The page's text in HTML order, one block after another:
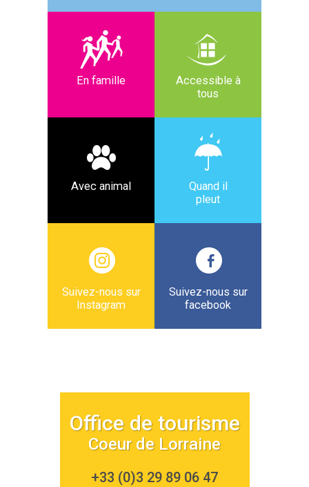
En famille
Accessible à
tous
Avec animal
Quand il
pleut
Suivez-nous sur
Instagram
Suivez-nous sur
facebook
Office de tourisme
Coeur de Lorraine
+33 (0)3 29 89 06 47